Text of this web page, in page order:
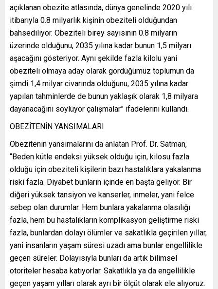
açıklanan obezite atlasında, dünya genelinde 2020 yılı
itibarıyla 0.8 milyarlık kişinin obeziteli olduğundan
bahsediliyor. Obeziteli birey sayısının 0.8 milyarın
üzerinde olduğunu, 2035 yılına kadar bunun 1,5 milyarı
aşacağını gösteriyor. Aynı şekilde fazla kilolu yani
obeziteli olmaya aday olarak gördüğümüz toplumun da
şimdi 1,4 milyar civarında olduğunu, 2035 yılına kadar
yapılan tahminlerde de bunun yaklaşık olarak 1,8 milyara
dayanacağını söylüyor çalışmalar” ifadelerini kullandı.
OBEZİTENİN YANSIMALARI
Obezitenin yansımalarını da anlatan Prof. Dr. Satman,
“Beden kütle endeksi yüksek olduğu için, kilosu fazla
olduğu için obeziteli kişilerin bazı hastalıklara yakalanma
riski fazla. Diyabet bunların içinde en başta geliyor. Bir
diğeri yüksek tansiyon ve kanserler, inmeler, yani felce
sebep olan durumlar. Hem bunlara yakalanma olasılığı
fazla, hem bu hastalıkların komplikasyon geliştirme riski
fazla, bunlardan dolayı ölümler ve sakatlıkla geçirilen yıllar,
yani insanların yaşam süresi uzadı ama bunlar engellilikle
geçen süreler. Dolayısıyla bunları da artık bilimsel
otoriteler hesaba katıyorlar. Sakatlıkla ya da engellilikle
geçen yaşam yılları olarak ayrı bir ölçüt olarak ele alıyoruz.